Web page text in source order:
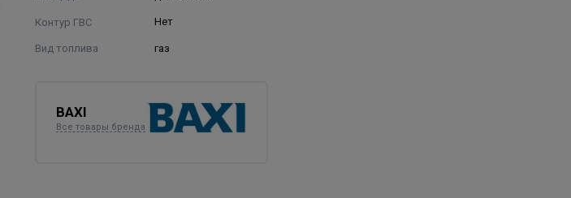
Контур ГВС Нет
Вид топлива газ
BAXI
Все товары бренда